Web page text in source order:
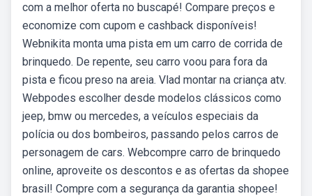
com a melhor oferta no buscapé! Compare preços e
economize com cupom e cashback disponíveis!
Webnikita monta uma pista em um carro de corrida de
brinquedo. De repente, seu carro voou para fora da
pista e ficou preso na areia. Vlad montar na criança atv.
Webpodes escolher desde modelos clássicos como
jeep, bmw ou mercedes, a veículos especiais da
polícia ou dos bombeiros, passando pelos carros de
personagem de cars. Webcompre carro de brinquedo
online, aproveite os descontos e as ofertas da shopee
brasil! Compre com a segurança da garantia shopee!